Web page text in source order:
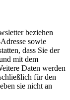
beziehen
sowie
dass Sie der
mit dem
Daten werden
für den
sie nicht an